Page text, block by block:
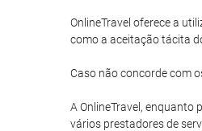
OnlineTravel oferece a
como a aceitação tácita
Caso não concorde com
A OnlineTravel, enquanto
vários prestadores de